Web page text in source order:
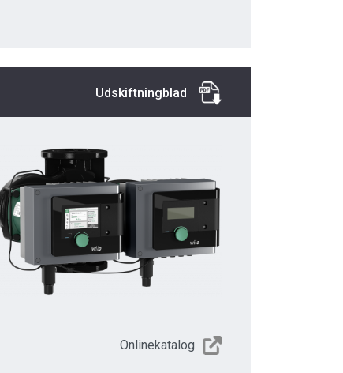
Udskiftningblad
Onlinekatalog